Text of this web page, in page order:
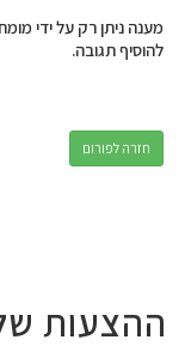
מענה ניתן רק על ידי
להוסיף תגובה.
חזרה לפורום
ההצעות